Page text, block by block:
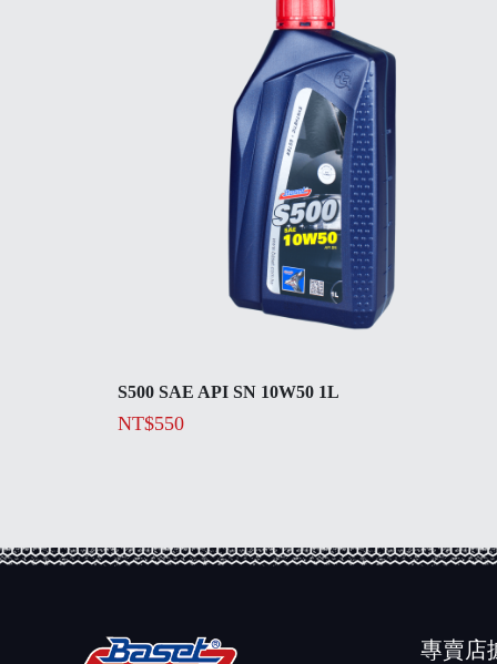
S500 SAE API SN 10W50 1L
NT$550
專賣店